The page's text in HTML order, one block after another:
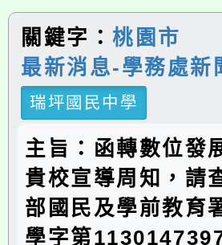
關鍵字：桃園市
最新消息-學務處新
瑞坪國民中學
主旨：函轉數位發
貴校宣導周知，請
部國民及學前教育
學字第